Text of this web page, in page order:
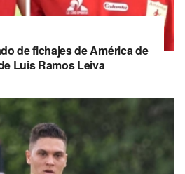
de fichajes de América de
Luis Ramos Leiva